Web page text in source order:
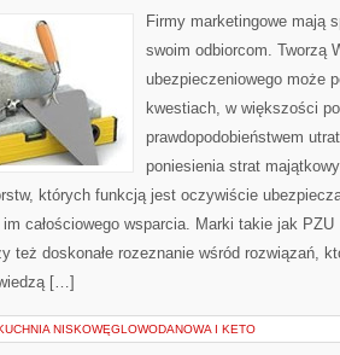
Firmy marketingowe mają
swoim odbiorcom. Tworzą
ubezpieczeniowego może
kwestiach, w większości
prawdopodobieństwem
poniesienia strat
których funkcją jest oczywiście
całościowego wsparcia. Marki takie jak
też doskonałe rozeznanie wśród rozwiązań,
[…]
NISKOWĘGLOWODANOWA I KETO